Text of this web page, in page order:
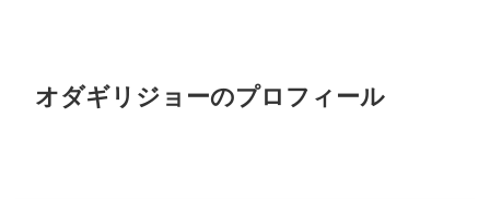
オダギリジョーのプロフィール